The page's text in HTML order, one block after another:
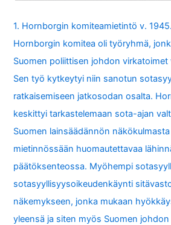
1. Hornborgin komiteamietintö v. 1945.
Hornborgin komitea oli työryhmä,
Suomen poliittisen johdon virkatoimet
Sen työ kytkeytyi niin sanotun
ratkaisemiseen jatkosodan osalta.
keskittyi tarkastelemaan sota-ajan
Suomen lainsäädännön
mietinnössään huomautettavaa
päätöksenteossa. Myöhempi
sotasyyllisyysoikeudenkäynti
näkemykseen, jonka mukaan
yleensä ja siten myös Suomen